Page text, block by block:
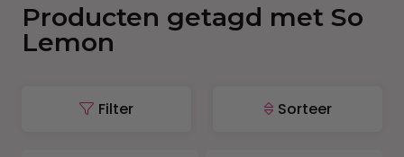
Producten getagd met So
Lemon
Filter Sorteer